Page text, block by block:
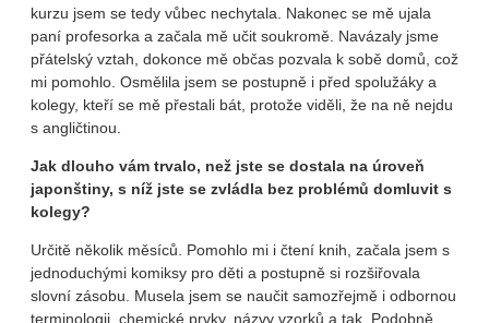
kurzu jsem se tedy vůbec nechytala. Nakonec se mě ujala
paní profesorka a začala mě učit soukromě. Navázaly jsme
přátelský vztah, dokonce mě občas pozvala k sobě domů, což
mi pomohlo. Osmělila jsem se postupně i před spolužáky a
kolegy, kteří se mě přestali bát, protože viděli, že na ně nejdu
s angličtinou.
Jak dlouho vám trvalo, než jste se dostala na úroveň
japonštiny, s níž jste se zvládla bez problémů domluvit s
kolegy?
Určitě několik měsíců. Pomohlo mi i čtení knih, začala jsem s
jednoduchými komiksy pro děti a postupně si rozšiřovala
slovní zásobu. Musela jsem se naučit samozřejmě i odbornou
terminologii, chemické prvky, názvy vzorků a tak. Podobně